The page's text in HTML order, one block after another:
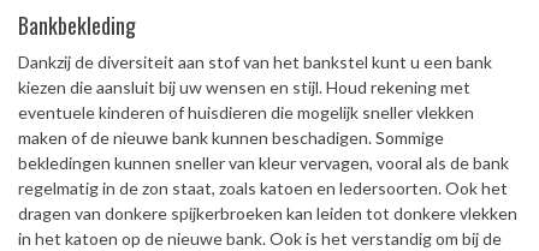
Bankbekleding
Dankzij de diversiteit aan stof van het bankstel kunt u een bank
kiezen die aansluit bij uw wensen en stijl. Houd rekening met
eventuele kinderen of huisdieren die mogelijk sneller vlekken
maken of de nieuwe bank kunnen beschadigen. Sommige
bekledingen kunnen sneller van kleur vervagen, vooral als de bank
regelmatig in de zon staat, zoals katoen en ledersoorten. Ook het
dragen van donkere spijkerbroeken kan leiden tot donkere vlekken
in het katoen op de nieuwe bank. Ook is het verstandig om bij de